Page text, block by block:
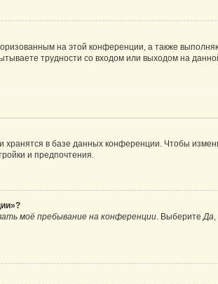
на этой конференции, а также
трудности со входом или выходом на
в базе данных конференции. Чтобы
и предпочтения.
моё пребывание на конференции. ВыберитеДа